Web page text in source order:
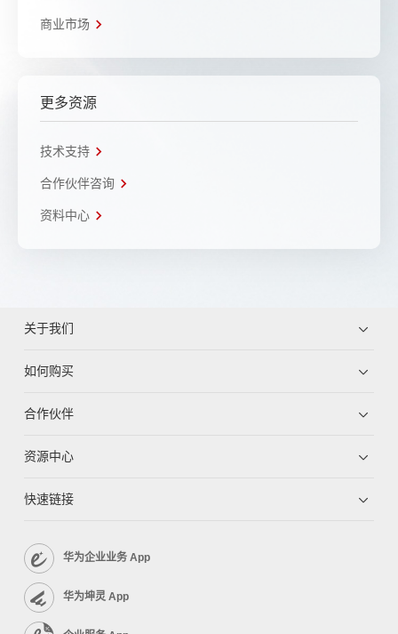
商业市场
更多资源
技术支持
合作伙伴咨询
资料中心
关于我们
如何购买
合作伙伴
资源中心
快速链接
华为企业业务 App
华为坤灵 App